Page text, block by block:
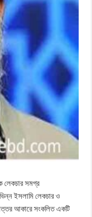
লেকচার সমগ্র
ইসলামি লেকচার ও
আকারে সংকলিত একটি